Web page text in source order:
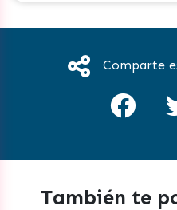
Comparte
También te